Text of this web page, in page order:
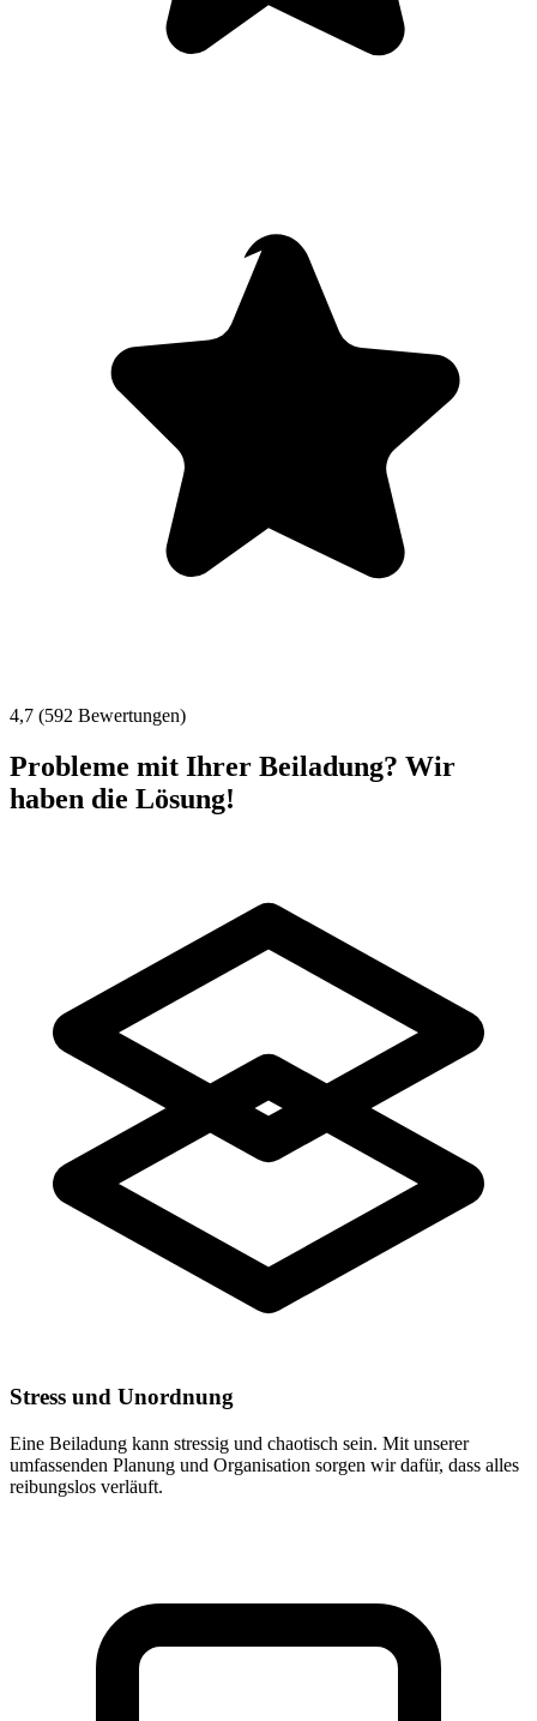
4,7 (592 Bewertungen)
Probleme mit Ihrer Beiladung? Wir
haben die Lösung!
Stress und Unordnung
Eine Beiladung kann stressig und chaotisch sein. Mit unserer
umfassenden Planung und Organisation sorgen wir dafür, dass alles
reibungslos verläuft.